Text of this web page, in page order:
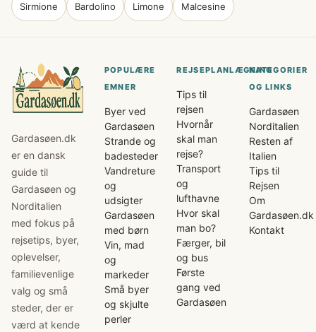
Sirmione Bardolino Limone Malcesine
Gardasøen.dk
er en dansk
guide til
Gardasøen og
Norditalien
med fokus på
rejsetips, byer,
oplevelser,
familievenlige
valg og små
steder, der er
værd at kende
POPULÆRE
EMNER
Byer ved
Gardasøen
Strande og
badesteder
Vandreture
og
udsigter
Gardasøen
med børn
Vin, mad
og
markeder
Små byer
og skjulte
perler
REJSEPLANLÆGNING
Tips til
rejsen
Hvornår
skal man
rejse?
Transport
og
lufthavne
Hvor skal
man bo?
Færger, bil
og bus
Første
gang ved
Gardasøen
KATEGORIER
OG LINKS
Gardasøen
Norditalien
Resten af
Italien
Tips til
Rejsen
Om
Gardasøen.dk
Kontakt